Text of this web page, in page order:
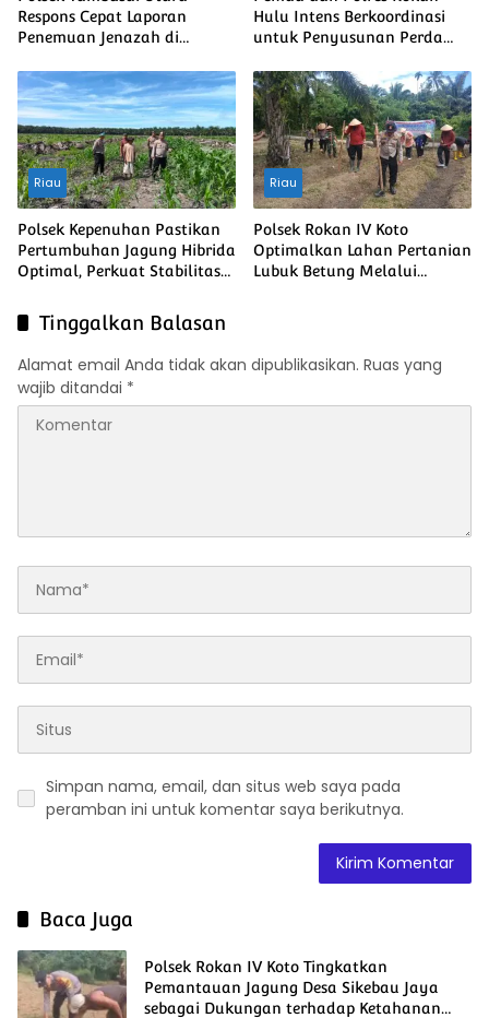
Respons Cepat Laporan
Penemuan Jenazah di
Hulu Intens Berkoordinasi
untuk Penyusunan Perda
Pohon Guna Mendukung
Program Green Policing
Riau
Polsek Kepenuhan Pastikan
Pertumbuhan Jagung Hibrida
Optimal, Perkuat Stabilitas
Pangan Nasional
Riau
Polsek Rokan IV Koto
Optimalkan Lahan Pertanian
Lubuk Betung Melalui
Tinggalkan Balasan
Alamat email Anda tidak akan dipublikasikan. Ruas yang
wajib ditandai *
Simpan nama, email, dan situs web saya pada
peramban ini untuk komentar saya berikutnya.
Baca Juga
Polsek Rokan IV Koto Tingkatkan
Pemantauan Jagung Desa Sikebau Jaya
sebagai Dukungan terhadap Ketahanan